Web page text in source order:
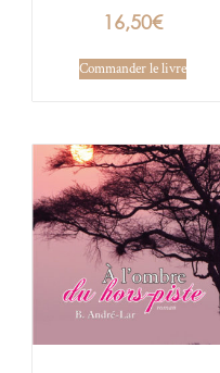
16,50€
Commander le livre